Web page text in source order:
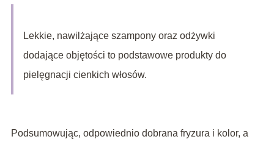
Lekkie, nawilżające szampony oraz odżywki
dodające objętości to podstawowe produkty do
pielęgnacji cienkich włosów.
Podsumowując, odpowiednio dobrana fryzura i kolor, a